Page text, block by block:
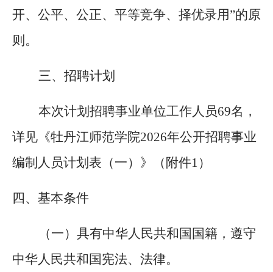
开、公平、公正、平等竞争、择优录用”的原
则。
三、招聘计划
本次计划招聘事业单位工作人员69名，
详见《牡丹江师范学院2026年公开招聘事业
编制人员计划表（一）》（附件1）
四、 基本条件
（一）具有中华人民共和国国籍，遵守
中华人民共和国宪法、法律。